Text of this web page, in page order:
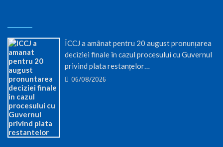
ÎCCJ a amânat pentru 20 august pronunțarea
deciziei finale în cazul procesului cu Guvernul
privind plata restanțelor…
06/08/2026